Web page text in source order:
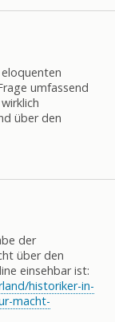
umfassend
über den
der
über den
einsehbar ist:
historiker-in-
macht-